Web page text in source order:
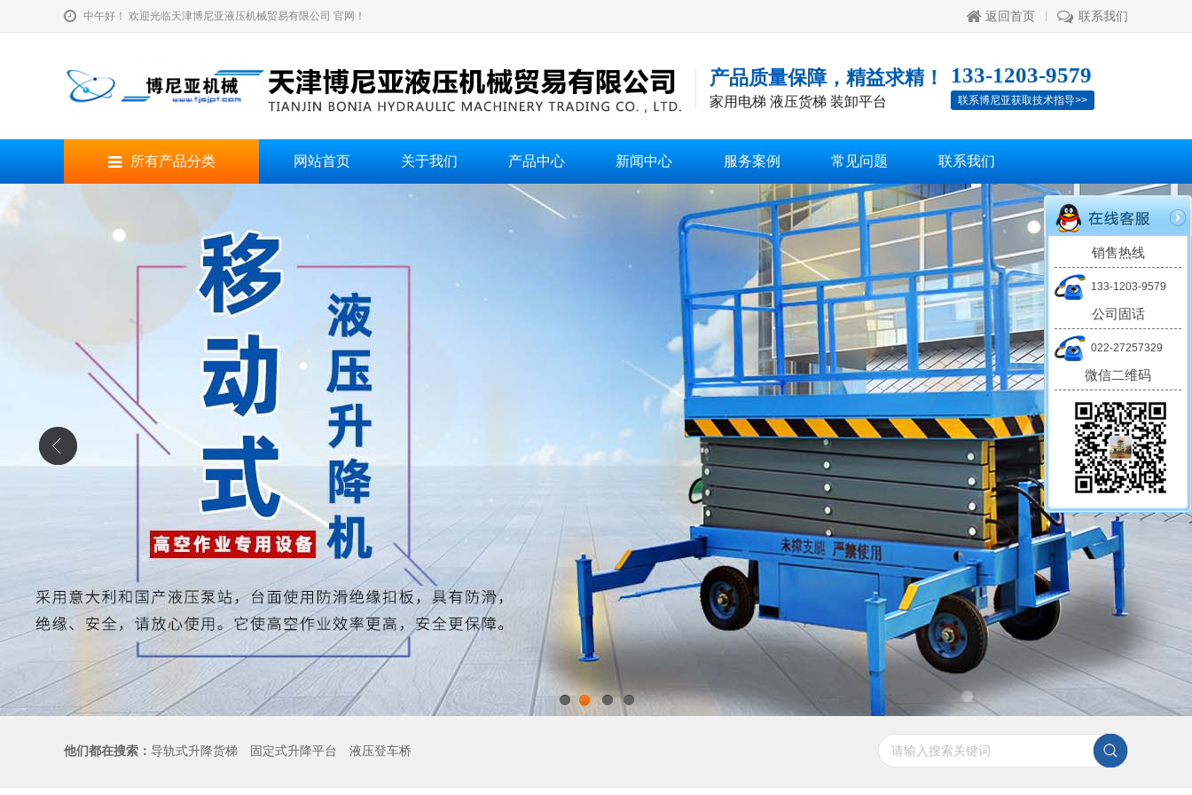
中午好！ 欢迎光临天津博尼亚液压机械贸易有限公司 官网！ 返回首页 联系我们
产品质量保障，精益求精！
家用电梯 液压货梯 装卸平台
133-1203-9579
联系博尼亚获取技术指导>>
所有产品分类 网站首页 关于我们 产品中心 新闻中心 服务案例 常见问题 联系我们
2 4
他们都在搜索： 导轨式升降货梯 固定式升降平台 液压登车桥
销售热线
133-1203-9579
公司固话
022-27257329
微信二维码